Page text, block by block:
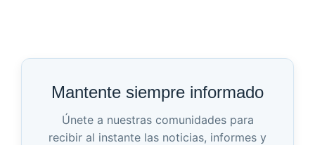
Mantente siempre informado
Únete a nuestras comunidades para
recibir al instante las noticias, informes y